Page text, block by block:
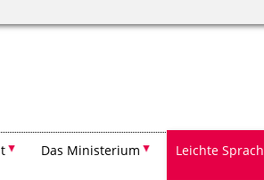
Das Ministerium Leichte